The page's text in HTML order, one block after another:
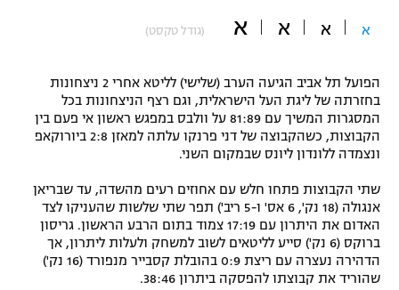
"מחצית בשכונה" – פודקאסט
משתתפים וזוכים בפרסים
תקנון משתתפים וזוכים בפרסים
תקנון עבור פעילות ספורט 1 – "מרלן"
טניס
גיימינג E-Sports
תנאי שימוש
אופניים
ספורט מוטורי
כדורמים
פוטבול אמריקאי NFL
בייסבול MLB
ספורט אתגרי ואקסטרים
א א א א (גודל טקסט)
הפועל תל אביב הגיעה הערב (שלישי) לליטא אחרי 2 ניצחונות
בחזרתה של ליגת העל הישראלית, וגם רצף הניצחונות בכל
המסגרות המשיך עם 81:89 על וולבס במפגש ראשון אי פעם בין
הקבוצות, כשהקבוצה של דני פרנקו עלתה למאזן 2:8 ביורוקאפ
ונצמדה ללונדון ליונס שבמקום השני.
שתי הקבוצות פתחו חלש עם אחוזים רעים מהשדה, עד שבריאן
אנגולה (18 נק', 6 אס' ו-5 ריב') תפר שתי שלשות שהעניקו לצד
האדום את היתרון עם 17:19 צמוד בתום הרבע הראשון. גריסון
ברוקס (6 נק') סייע לליטאים לשוב למשחק ולעלות ליתרון, אך
הדהירה נעצרה עם ריצת 0:9 בהובלת קסבייר מנפורד (16 נק')
שהוריד את קבוצתו להפסקה ביתרון 38:46.